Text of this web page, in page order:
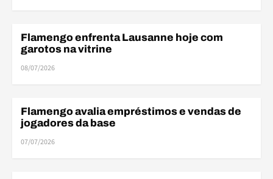
AMISTOSOS
Flamengo enfrenta Lausanne hoje com
garotos na vitrine
08/07/2026
BASE
Flamengo avalia empréstimos e vendas de
jogadores da base
07/07/2026